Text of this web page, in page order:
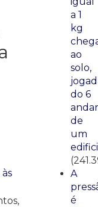
a 1
kg
ao
solo,
do 6
andar
de
um
A
é